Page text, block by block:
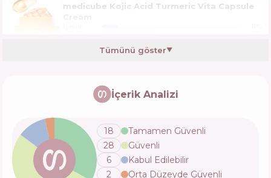
medicube Kojic Acid Turmeric Vita Capsule
Gel Cream
TOSOWOONG Arbutin 7% + Tranexamic Acid
4% Cream
İçerik
Tümünü göster▼
İçerik Analizi
18
Tamamen Güvenli
28
Güvenli
6
Kabul Edilebilir
2
Orta Düzeyde Güvenli